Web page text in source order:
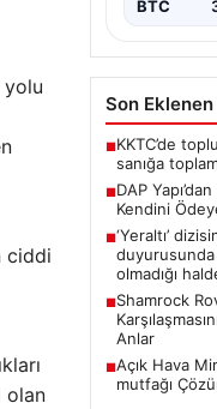
yolu
ciddi
olan
BTC
Son
■KKTC’de
sanığa
■DAP
Kendini
■‘Yeraltı’
duyurusunda
olmadığı
■Shamrock
Anlar
■Açık Hava
mutfağı